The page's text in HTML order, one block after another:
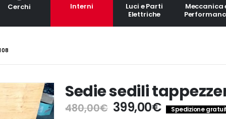
Cerchi Interni
Luci e Parti
Elettriche
Meccanica
Sedie sedili
480,00€ Il
399,00€Il Spedizione